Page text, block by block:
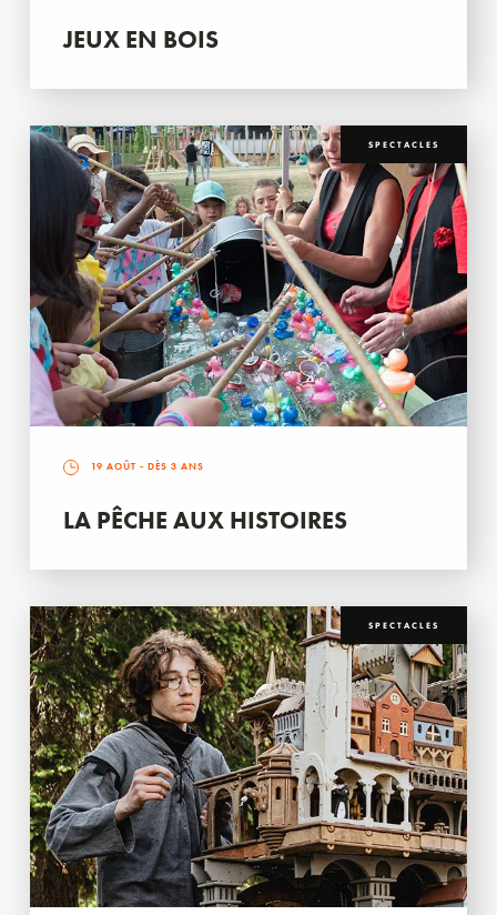
JEUX EN BOIS
SPECTACLES
19 AOÛT - DÈS 3 ANS
LA PÊCHE AUX HISTOIRES
SPECTACLES